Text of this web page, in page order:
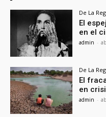
De La
El
en el
admin -
De La
El
en
admin -